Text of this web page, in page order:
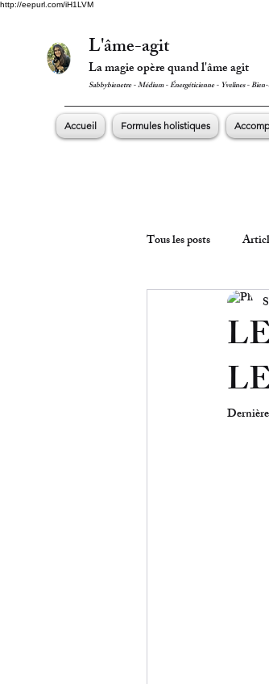
http://eepurl.com/iH1LVM
L'âme-agit
La magie opère quand l'âme agit
Sabbybienetre - Médium - Énergéticienne - Yvelines -
Accueil Formules holistiques
Tous les posts